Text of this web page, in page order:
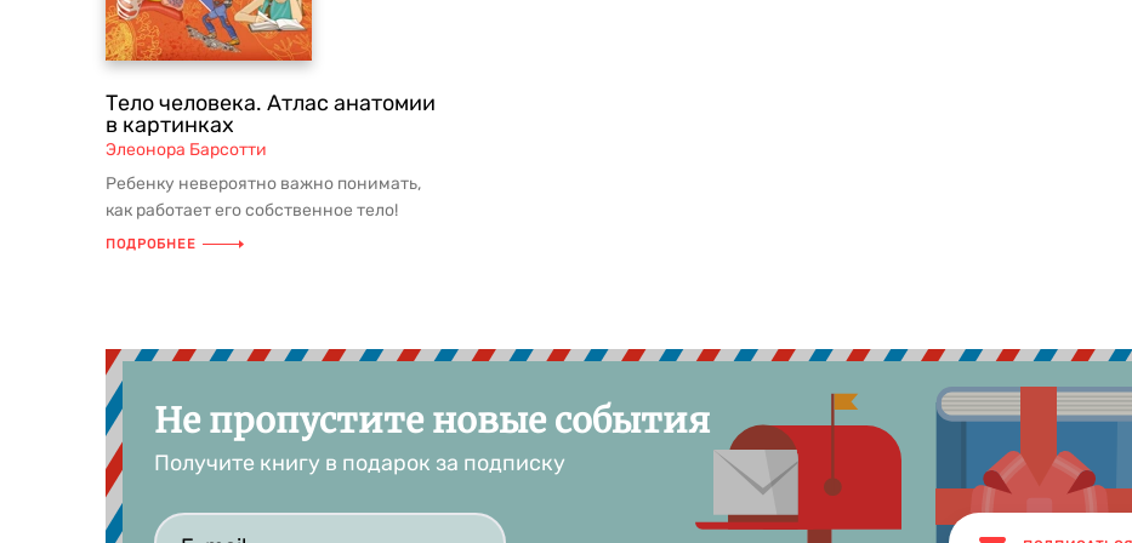
Тело человека. Атлас анатомии
в картинках
Элеонора Барсотти
Ребенку невероятно важно понимать,
как работает его собственное тело!
Узнать все об организме челове...
ПОДРОБНЕЕ
Не пропустите новые события
Получите книгу в подарок за подписку